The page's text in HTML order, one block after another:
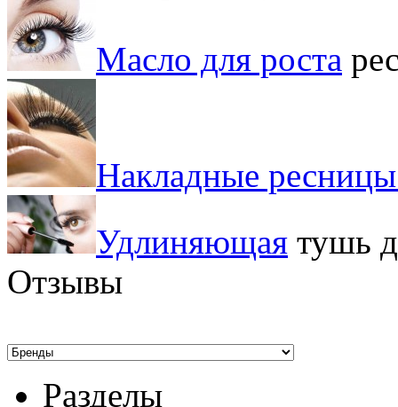
Масло для роста
Накладные
Удлиняющая тушь
Отзывы
Разделы